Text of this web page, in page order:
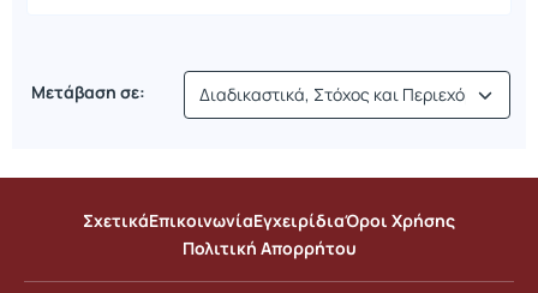
Μετάβαση σε:
ΣχετικάΕπικοινωνίαΕγχειρίδιαΌροι Χρήσης
Πολιτική Απορρήτου